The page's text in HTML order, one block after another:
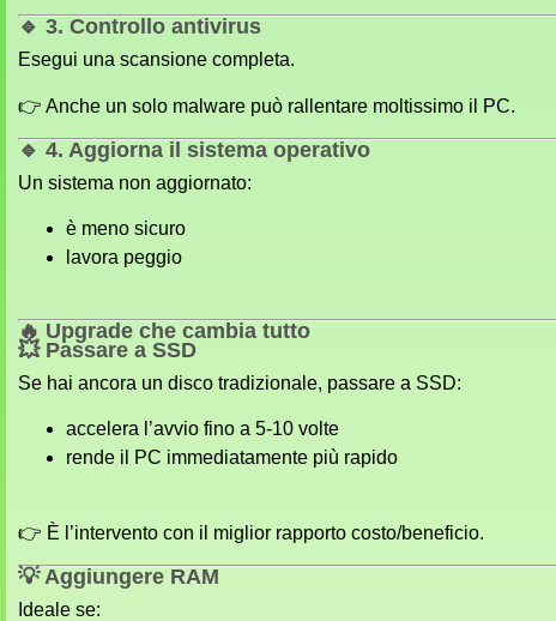
🔹 3. Controllo antivirus
Esegui una scansione completa.
👉 Anche un solo malware può rallentare moltissimo il PC.
🔹 4. Aggiorna il sistema operativo
Un sistema non aggiornato:
è meno sicuro
lavora peggio
🔥 Upgrade che cambia tutto
💥 Passare a SSD
Se hai ancora un disco tradizionale, passare a SSD:
accelera l’avvio fino a 5-10 volte
rende il PC immediatamente più rapido
👉 È l’intervento con il miglior rapporto costo/beneficio.
💡 Aggiungere RAM
Ideale se: